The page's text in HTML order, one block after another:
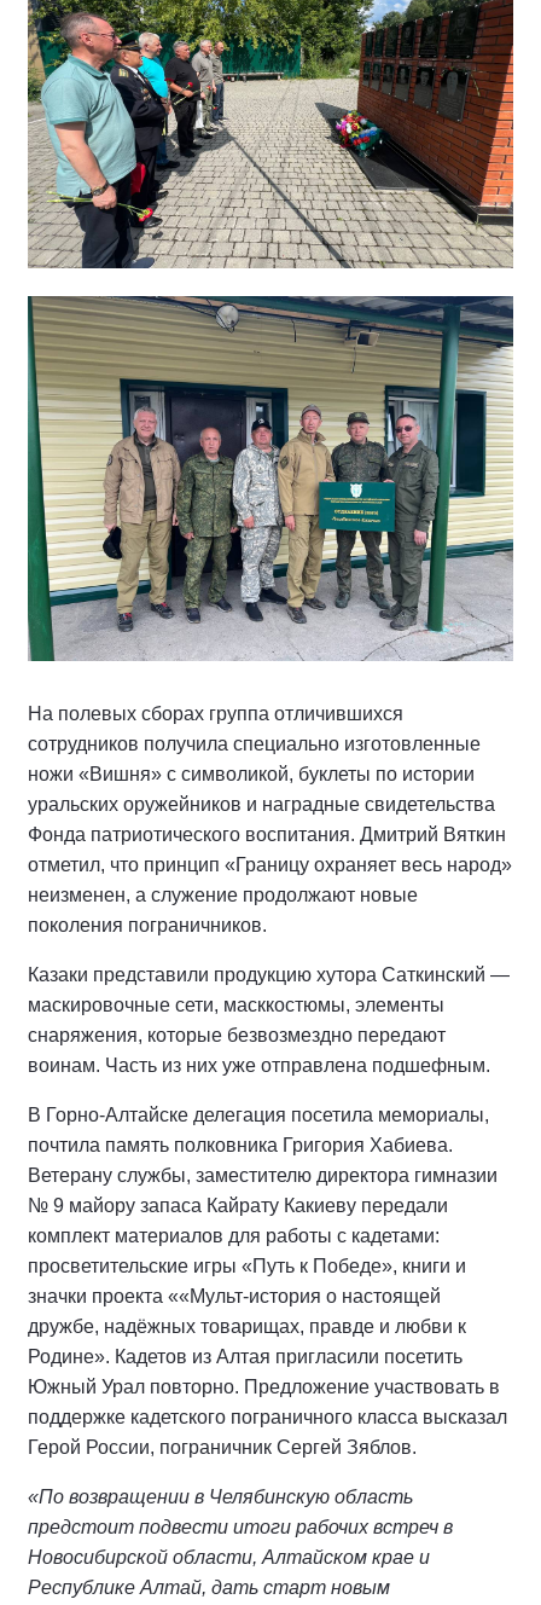
На полевых сборах группа отличившихся
сотрудников получила специально изготовленные
ножи «Вишня» с символикой, буклеты по истории
уральских оружейников и наградные свидетельства
Фонда патриотического воспитания. Дмитрий Вяткин
отметил, что принцип «Границу охраняет весь народ»
неизменен, а служение продолжают новые
поколения пограничников.
Казаки представили продукцию хутора Саткинский —
маскировочные сети, масккостюмы, элементы
снаряжения, которые безвозмездно передают
воинам. Часть из них уже отправлена подшефным.
В Горно-Алтайске делегация посетила мемориалы,
почтила память полковника Григория Хабиева.
Ветерану службы, заместителю директора гимназии
№ 9 майору запаса Кайрату Какиеву передали
комплект материалов для работы с кадетами:
просветительские игры «Путь к Победе», книги и
значки проекта ««Мульт-история о настоящей
дружбе, надёжных товарищах, правде и любви к
Родине». Кадетов из Алтая пригласили посетить
Южный Урал повторно. Предложение участвовать в
поддержке кадетского пограничного класса высказал
Герой России, пограничник Сергей Зяблов.
«По возвращении в Челябинскую область
предстоит подвести итоги рабочих встреч в
Новосибирской области, Алтайском крае и
Республике Алтай, дать старт новым